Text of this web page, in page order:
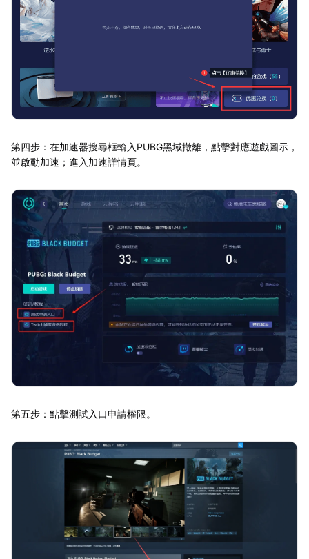
第四步：在加速器搜尋框輸入PUBG黑域撤離，點擊對應遊戲圖示，
並啟動加速；進入加速詳情頁。
第五步：點擊測試入口申請權限。